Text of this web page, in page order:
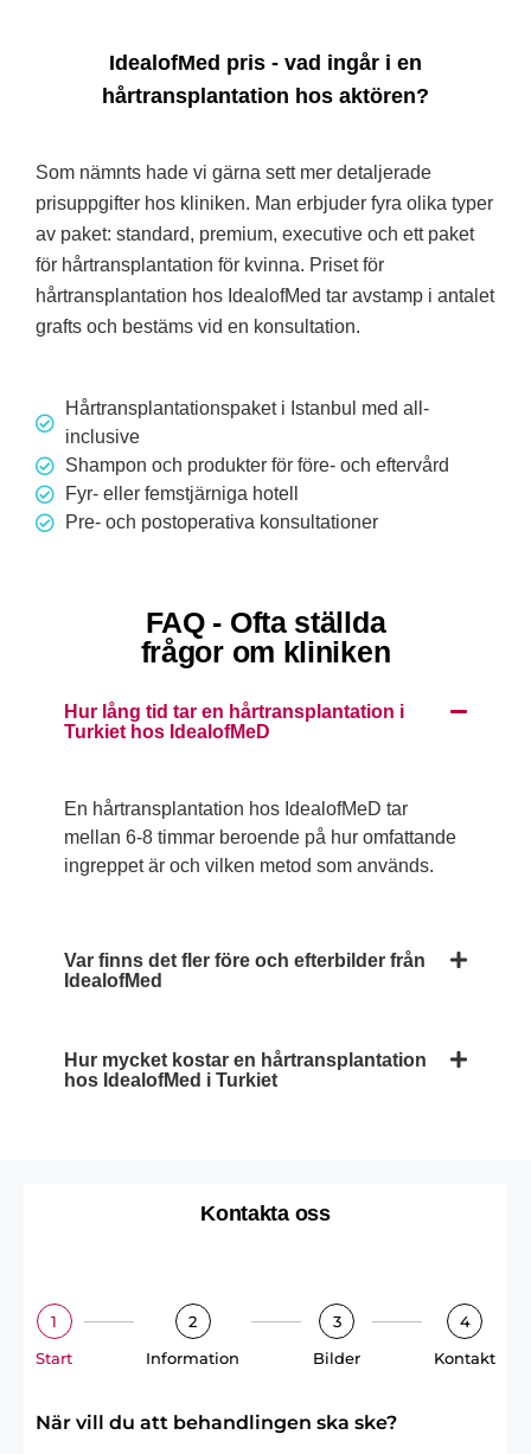
IdealofMed pris - vad ingår i en
hårtransplantation hos aktören?
Som nämnts hade vi gärna sett mer detaljerade
prisuppgifter hos kliniken. Man erbjuder fyra olika typer
av paket: standard, premium, executive och ett paket
för hårtransplantation för kvinna. Priset för
hårtransplantation hos IdealofMed tar avstamp i antalet
grafts och bestäms vid en konsultation.
Hårtransplantationspaket i Istanbul med all-
inclusive
Shampon och produkter för före- och eftervård
Fyr- eller femstjärniga hotell
Pre- och postoperativa konsultationer
FAQ - Ofta ställda
frågor om kliniken
Hur lång tid tar en hårtransplantation i
Turkiet hos IdealofMeD
En hårtransplantation hos IdealofMeD tar
mellan 6-8 timmar beroende på hur omfattande
ingreppet är och vilken metod som används.
Var finns det fler före och efterbilder från
IdealofMed
Hur mycket kostar en hårtransplantation
hos IdealofMed i Turkiet
Kontakta oss
1
Start
2
Information
3
Bilder
4
Kontakt
När vill du att behandlingen ska ske?